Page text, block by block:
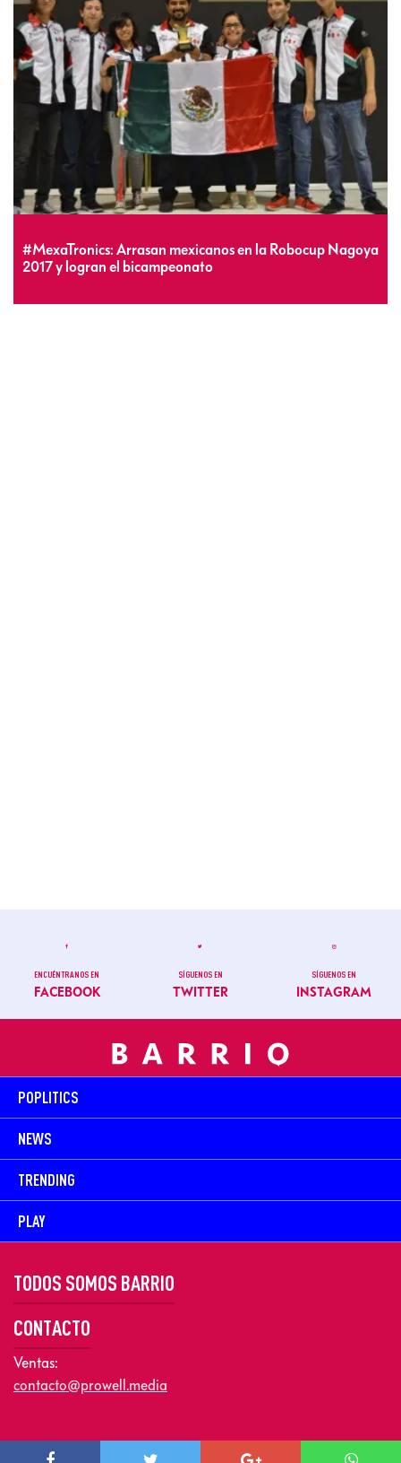
#MexaTronics: Arrasan mexicanos en la Robocup Nagoya
2017 y logran el bicampeonato
ENCUÉNTRANOS EN
FACEBOOK
SÍGUENOS EN
TWITTER
SÍGUENOS EN
INSTAGRAM
POPLITICS
NEWS
TRENDING
PLAY
TODOS SOMOS BARRIO
CONTACTO
Ventas:
contacto@prowell.media